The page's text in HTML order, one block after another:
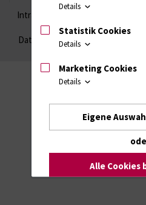
Intranet
Datenschutzhinweise
Details
Statistik Cookies
Details
Marketing Cookies
Details
Eigene
Alle Cookies